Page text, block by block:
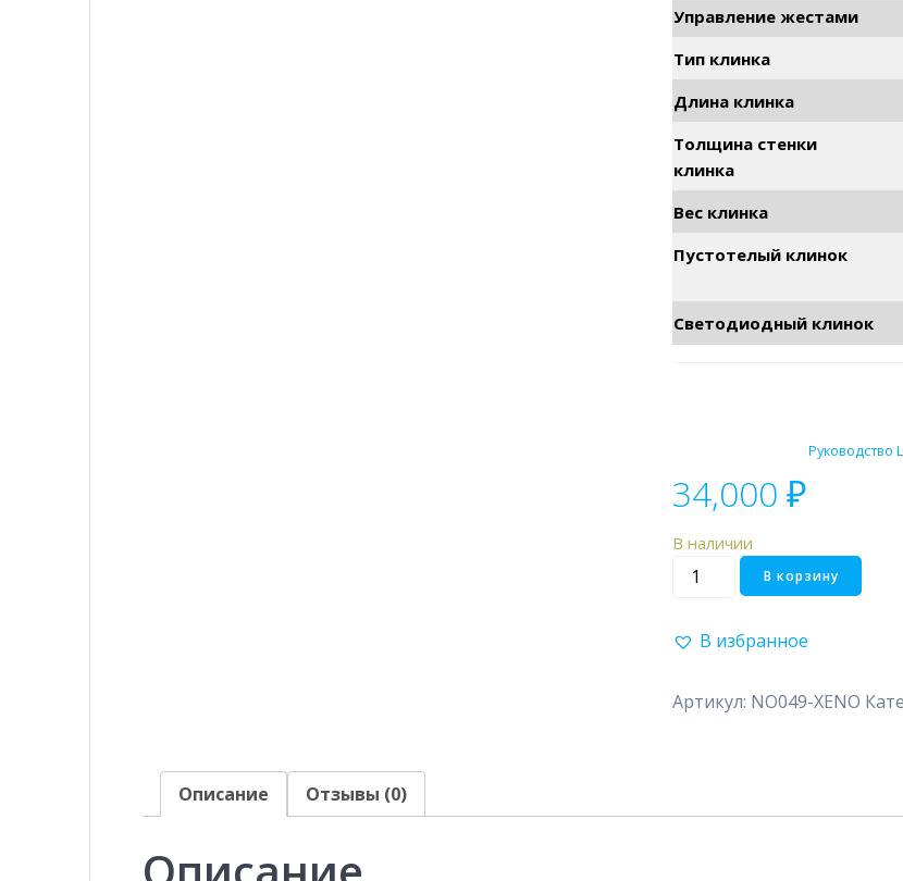
Управление жестами
Тип клинка
Длина клинка
Толщина стенки
клинка
Вес клинка
Пустотелый клинок
Светодиодный клинок
Руководство
34,000 ₽
В наличии
Количество
В корзину
В избранное
Артикул: NO049-XENO
Описание Отзывы (0)